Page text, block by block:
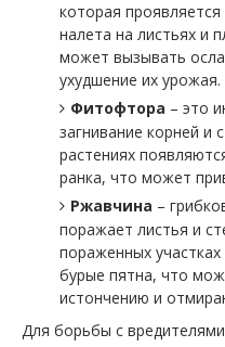
которая
налета на листьях и
может вызывать
ухудшение их урожая.
Фитофтора – это
загнивание корней и
растениях
ранка, что может
Ржавчина –
поражает листья и
пораженных
бурые пятна, что
истончению и
Для борьбы с